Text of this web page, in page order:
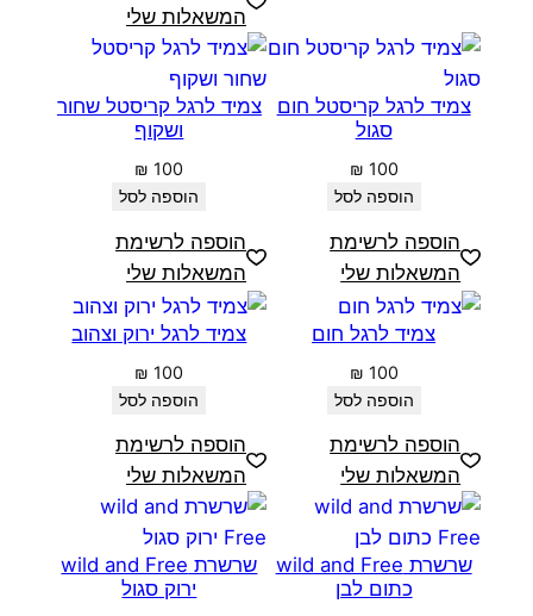
המשאלות שלי
צמיד לרגל קריסטל חום
סגול
₪ 100
הוספה לסל
הוספה לרשימת
המשאלות שלי
צמיד לרגל קריסטל שחור
ושקוף
₪ 100
הוספה לסל
הוספה לרשימת
המשאלות שלי
צמיד לרגל חום
₪ 100
הוספה לסל
הוספה לרשימת
המשאלות שלי
צמיד לרגל ירוק וצהוב
₪ 100
הוספה לסל
הוספה לרשימת
המשאלות שלי
שרשרת wild and Free
כתום לבן
שרשרת wild and Free
ירוק סגול